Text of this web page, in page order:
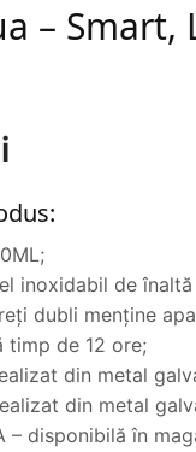
– Smart,
inoxidabil de
dubli menține
timp de 12 ore;
din metal
din metal
– disponibilă în